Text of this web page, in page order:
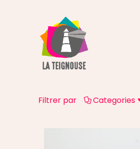
Filtrer par Categories